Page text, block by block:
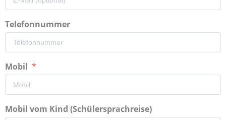
Telefonnummer
Mobil
Mobil vom Kind (Schülersprachreise)